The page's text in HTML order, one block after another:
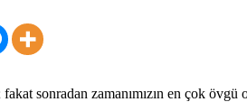
sonradan zamanımızın en çok